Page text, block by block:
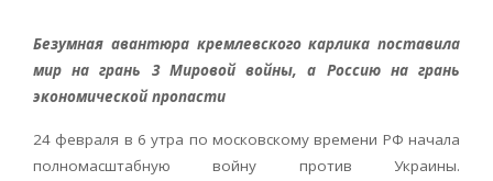
Безумная авантюра кремлевского карлика поставила
мир на грань 3 Мировой войны, а Россию на грань
экономической пропасти
24 февраля в 6 утра по московскому времени РФ начала
полномасштабную войну против Украины.